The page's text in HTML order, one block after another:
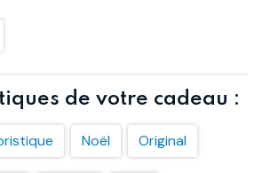
de votre cadeau :
Noël Original